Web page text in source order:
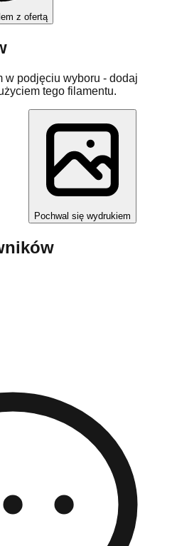
z ofertą
w podjęciu wyboru - dodaj
tego filamentu.
Pochwal się wydrukiem